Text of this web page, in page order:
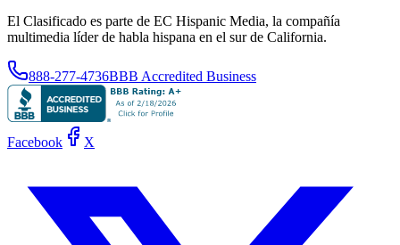
El Clasificado es parte de EC Hispanic Media, la compañía
multimedia líder de habla hispana en el sur de California.
888-277-4736BBB Accredited Business
Facebook X